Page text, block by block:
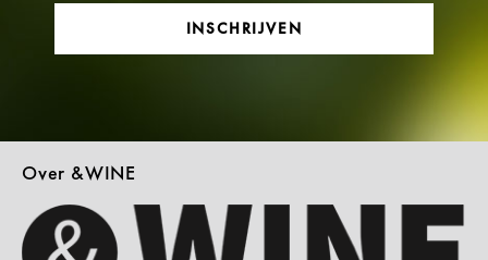
INSCHRIJVEN
Over &WINE